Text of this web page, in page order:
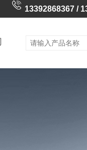
13392868367 /